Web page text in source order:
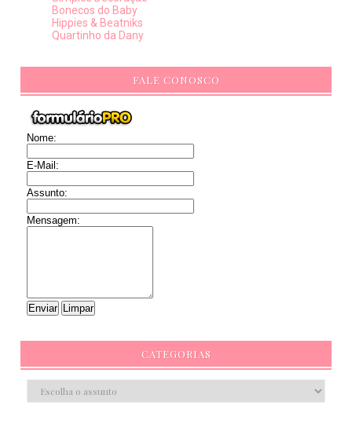
Bonecos do Baby
Hippies & Beatniks
Quartinho da Dany
FALE CONOSCO
Nome:
E-Mail:
Assunto:
Mensagem:
CATEGORIAS